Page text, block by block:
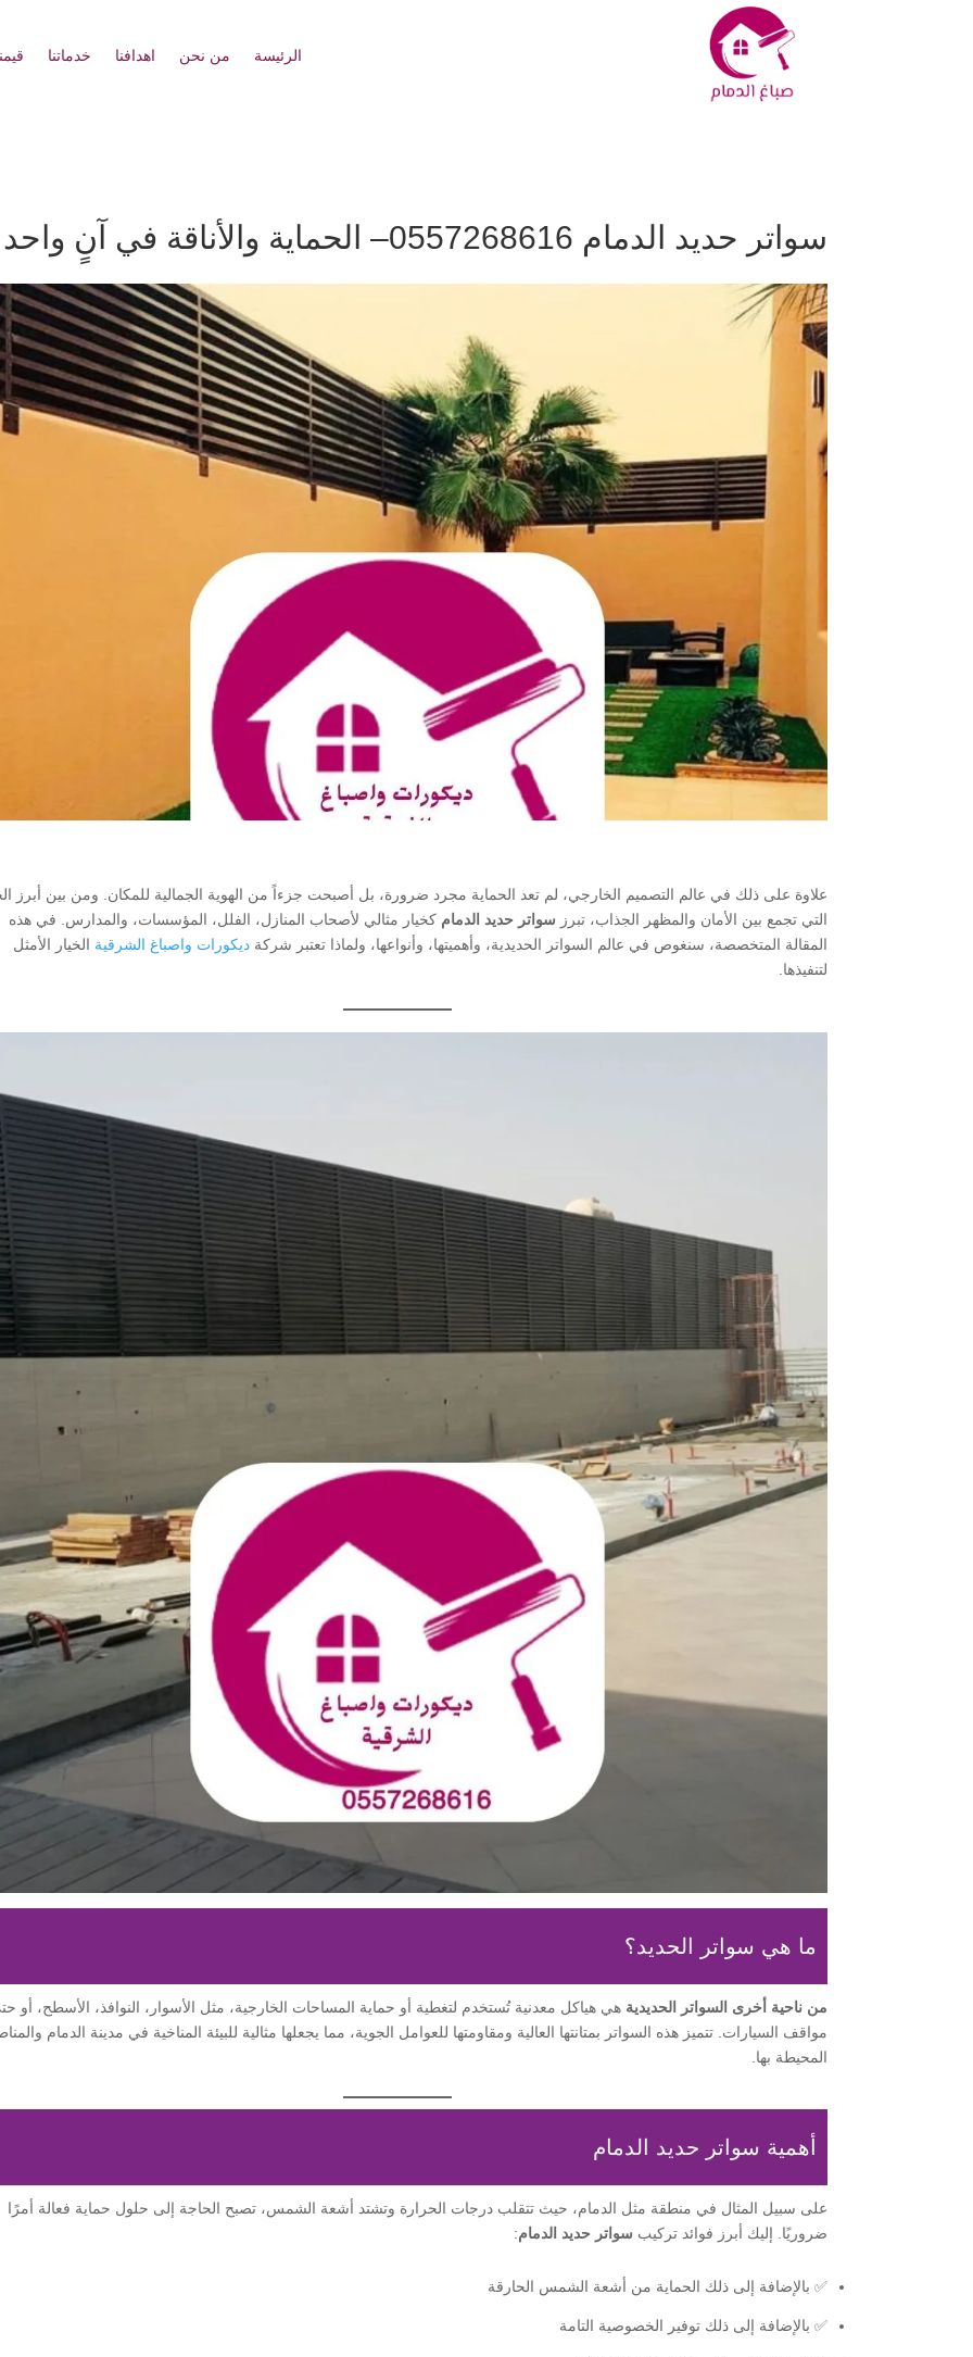
الرئيسة من نحن اهدافنا خدماتنا
سواتر حديد الدمام 0557268616– الحماية والأناقة في آنٍ واحد
علاوة على ذلك في عالم التصميم الخارجي، لم تعد الحماية مجرد ضرورة، بل أصبحت جزءاً من الهوية الجمالية للمكان. ومن بين أبرز
التي تجمع بين الأمان والمظهر الجذاب، تبرز سواتر حديد الدمام كخيار مثالي لأصحاب المنازل، الفلل، المؤسسات، والمدارس. في هذه
المقالة المتخصصة، سنغوص في عالم السواتر الحديدية، وأهميتها، وأنواعها، ولماذا تعتبر شركةديكورات واصباغ الشرقية الخيار الأمثل
لتنفيذها.
ما هي سواتر الحديد؟
من ناحية أخرى السواتر الحديدية هي هياكل معدنية تُستخدم لتغطية أو حماية المساحات الخارجية، مثل الأسوار، النوافذ، الأسطح، أو
مواقف السيارات. تتميز هذه السواتر بمتانتها العالية ومقاومتها للعوامل الجوية، مما يجعلها مثالية للبيئة المناخية في مدينة الدمام
المحيطة بها.
أهمية سواتر حديد الدمام
على سبيل المثال في منطقة مثل الدمام، حيث تتقلب درجات الحرارة وتشتد أشعة الشمس، تصبح الحاجة إلى حلول حماية فعالة أمرًا
ضروريًا. إليك أبرز فوائد تركيب سواتر حديد الدمام:
✅ بالإضافة إلى ذلك الحماية من أشعة الشمس الحارقة
✅ بالإضافة إلى ذلك توفير الخصوصية التامة